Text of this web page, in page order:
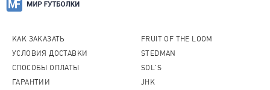
КАК ЗАКАЗАТЬ
УСЛОВИЯ ДОСТАВКИ
СПОСОБЫ ОПЛАТЫ
ГАРАНТИИ
FRUIT OF THE LOOM
STEDMAN
SOL'S
JHK